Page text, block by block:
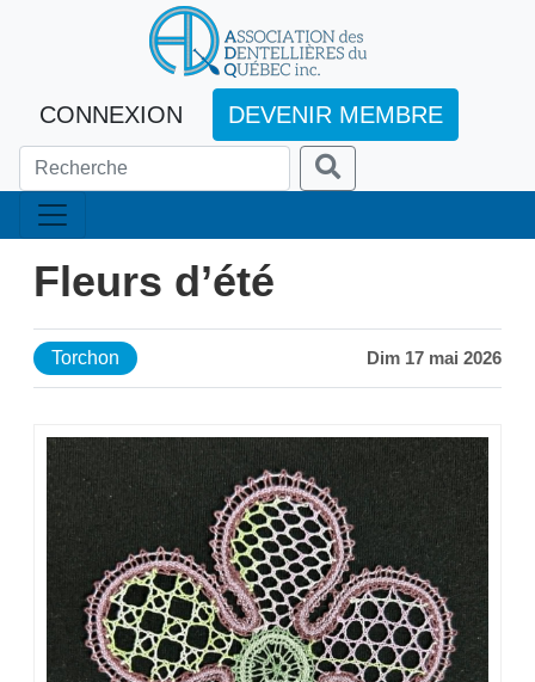
CONNEXION DEVENIR MEMBRE
Fleurs d’été
Torchon Dim 17 mai 2026